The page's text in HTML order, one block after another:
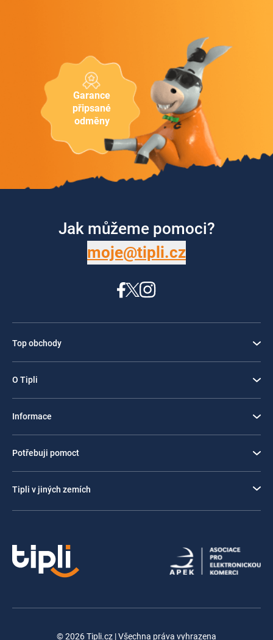
Garance
připsané
odměny
Jak můžeme pomoci?
moje@tipli.cz
Top obchody
O Tipli
Informace
Potřebuji pomoct
Tipli v jiných zemích
© 2026 Tipli.cz | Všechna práva vyhrazena